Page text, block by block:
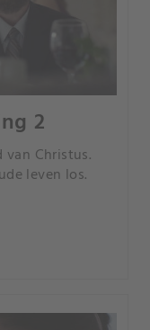
2
van Christus.
leven los.